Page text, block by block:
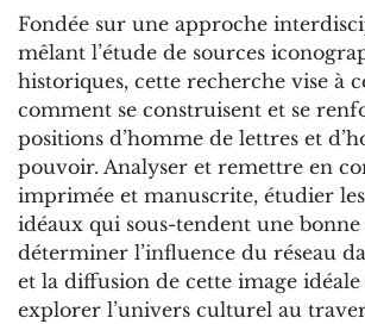
Fondée sur une approche
mêlant l’étude de sources
historiques, cette recherche vise à
comment se construisent et se
positions d’homme de lettres et
pouvoir. Analyser et remettre en
imprimée et manuscrite, étudier
idéaux qui sous-tendent une
déterminer l’influence du réseau
et la diffusion de cette image
explorer l’univers culturel au